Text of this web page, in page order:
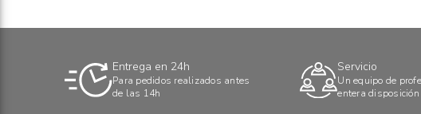
Entrega en 24h
Para pedidos realizados antes
de las 14h
Servicio
Un equipo de
entera disposición